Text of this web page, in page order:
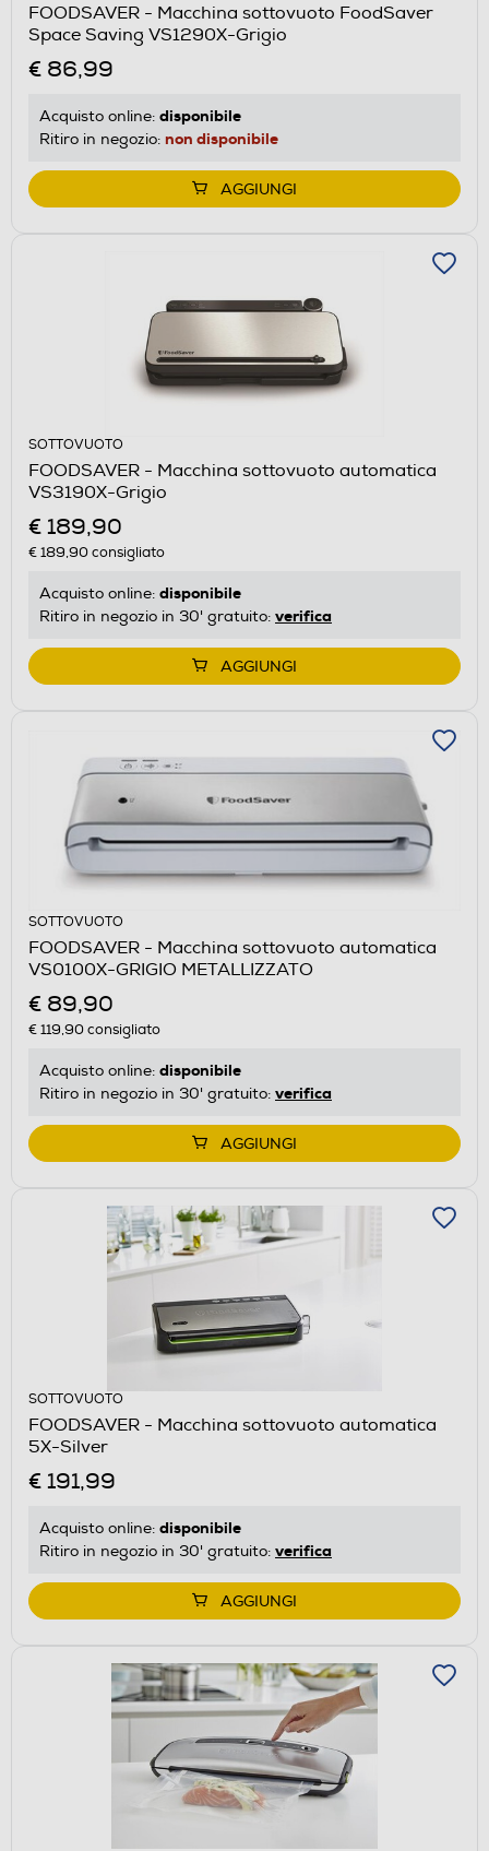
FOODSAVER - Macchina sottovuoto FoodSaver
Space Saving VS1290X-Grigio
€ 86,99
Acquisto online: disponibile
Ritiro in negozio: non disponibile
AGGIUNGI
SOTTOVUOTO
FOODSAVER - Macchina sottovuoto automatica
VS3190X-Grigio
€ 189,90
€ 189,90consigliato
Acquisto online: disponibile
Ritiro in negozio in 30' gratuito: verifica
AGGIUNGI
SOTTOVUOTO
FOODSAVER - Macchina sottovuoto automatica
VS0100X-GRIGIO METALLIZZATO
€ 89,90
€ 119,90consigliato
Acquisto online: disponibile
Ritiro in negozio in 30' gratuito: verifica
AGGIUNGI
SOTTOVUOTO
FOODSAVER - Macchina sottovuoto automatica
5X-Silver
€ 191,99
Acquisto online: disponibile
Ritiro in negozio in 30' gratuito: verifica
AGGIUNGI